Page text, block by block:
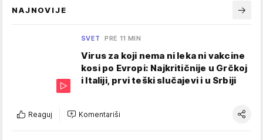
NAJNOVIJE
SVET PRE 11 MIN
Virus za koji nema ni leka ni vakcine
kosi po Evropi: Najkritičnije u Grčkoj
i Italiji, prvi teški slučajevi i u Srbiji
Reaguj Komentariši